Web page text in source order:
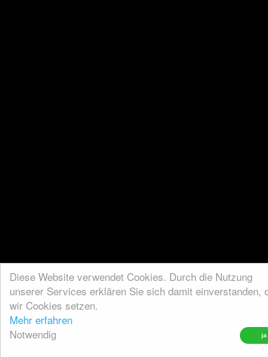
Diese Website verwendet Cookies. Durch die Nutzung
unserer Services erklären Sie sich damit einverstanden,
wir Cookies setzen.
Mehr erfahren
Notwendig